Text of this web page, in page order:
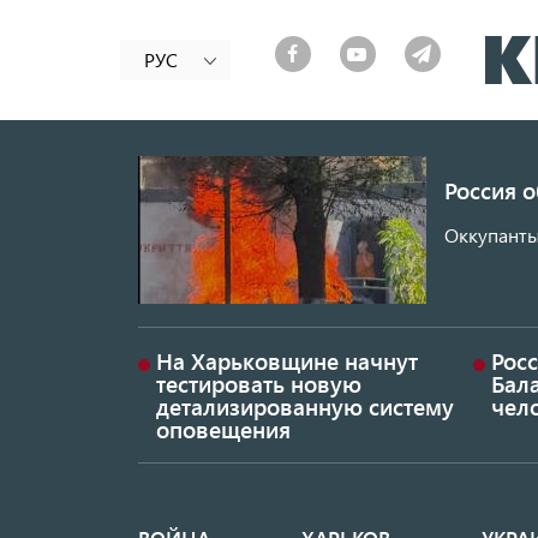
РУС
Россия
На Харьковщине начнут
тестировать новую
детализированную систему
оповещения